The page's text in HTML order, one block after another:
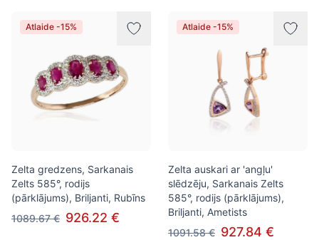
Atlaide -15%
Zelta gredzens, Sarkanais
Zelts 585°, rodijs
(pārklājums), Briljanti, Rubīns
1089.67 € 926.22 €
Atlaide -15%
Zelta auskari ar 'angļu'
slēdzēju, Sarkanais Zelts
585°, rodijs (pārklājums),
Briljanti, Ametists
1091.58 € 927.84 €